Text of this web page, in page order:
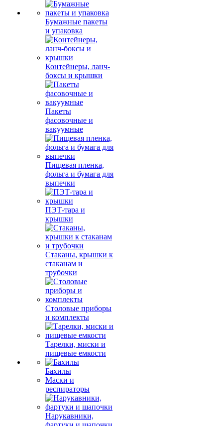
Бумажные пакеты
и упаковка
Контейнеры, ланч-
боксы и крышки
Пакеты
фасовочные и
вакуумные
Пищевая пленка,
фольга и бумага для
выпечки
ПЭТ-тара и
крышки
Стаканы, крышки к
стаканам и
трубочки
Столовые приборы
и комплекты
Тарелки, миски и
пищевые емкости
Бахилы
Маски и
респираторы
Нарукавники,